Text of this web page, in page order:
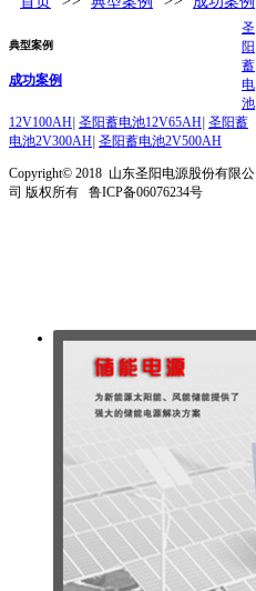
典型案例
成功案例
圣
阳
蓄
电
池
12V100AH 圣阳蓄电池12V65AH 圣阳蓄
电池2V300AH 圣阳蓄电池2V500AH
Copyright© 2018 山东圣阳电源股份有限公
司 版权所有 鲁ICP备06076234号